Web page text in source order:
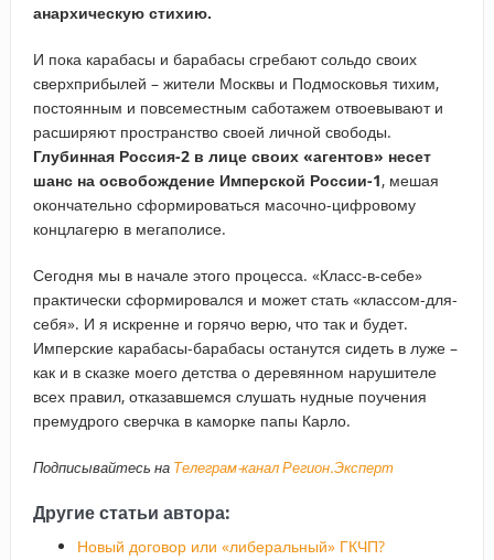
анархическую стихию.
И пока карабасы и барабасы сгребают сольдо своих
сверхприбылей – жители Москвы и Подмосковья тихим,
постоянным и повсеместным саботажем отвоевывают и
расширяют пространство своей личной свободы.
Глубинная Россия-2 в лице своих «агентов» несет
шанс на освобождение Имперской России-1, мешая
окончательно сформироваться масочно-цифровому
концлагерю в мегаполисе.
Сегодня мы в начале этого процесса. «Класс-в-себе»
практически сформировался и может стать «классом-для-
себя». И я искренне и горячо верю, что так и будет.
Имперские карабасы-барабасы останутся сидеть в луже –
как и в сказке моего детства о деревянном нарушителе
всех правил, отказавшемся слушать нудные поучения
премудрого сверчка в каморке папы Карло.
Подписывайтесь на Телеграм-канал Регион.Эксперт
Другие статьи автора:
Новый договор или «либеральный» ГКЧП?